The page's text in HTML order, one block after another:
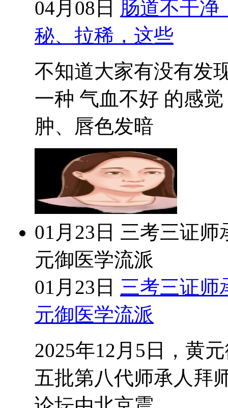
04月08日 肠道不干净
秘、拉稀，这些
不知道大家有没有发
一种 气血不好 的感
肿、唇色发暗
01月23日 三考三证师
元御医学流派
01月23日 三考三证师
元御医学流派
2025年12月5日，黄
五批第八代师承人拜